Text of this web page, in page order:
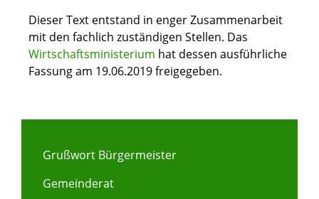
Dieser Text entstand in enger Zusammenarbeit
mit den fachlich zuständigen Stellen. Das
Wirtschaftsministerium hat dessen ausführliche
Fassung am 19.06.2019 freigegeben.
Grußwort Bürgermeister
Gemeinderat